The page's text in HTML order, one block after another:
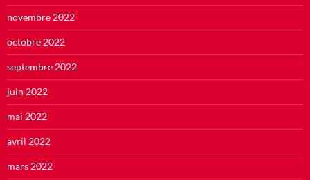
novembre 2022
octobre 2022
septembre 2022
juin 2022
mai 2022
avril 2022
mars 2022